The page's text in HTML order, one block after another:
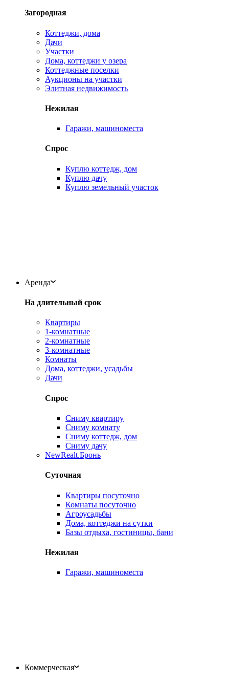
Загородная
Коттеджи, дома
Дачи
Участки
Дома, коттеджи у озера
Коттеджные поселки
Аукционы на участки
Элитная недвижимость
Нежилая
Гаражи, машиноместа
Спрос
Куплю коттедж, дом
Куплю дачу
Куплю земельный участок
Аренда
На длительный срок
Квартиры
1-комнатные
2-комнатные
3-комнатные
Комнаты
Дома, коттеджи, усадьбы
Дачи
Спрос
Сниму квартиру
Сниму комнату
Сниму коттедж, дом
Сниму дачу
NewRealt.Бронь
Суточная
Квартиры посуточно
Комнаты посуточно
Агроусадьбы
Дома, коттеджи на сутки
Базы отдыха, гостиницы, бани
Нежилая
Гаражи, машиноместа
Коммерческая